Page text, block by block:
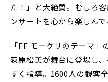
た！」と大絶賛。むしろ
ンサートを心から楽しんで
「FF モーグリのテーマ
荻原松美が舞台に登場し
すく指導。1600人の観客